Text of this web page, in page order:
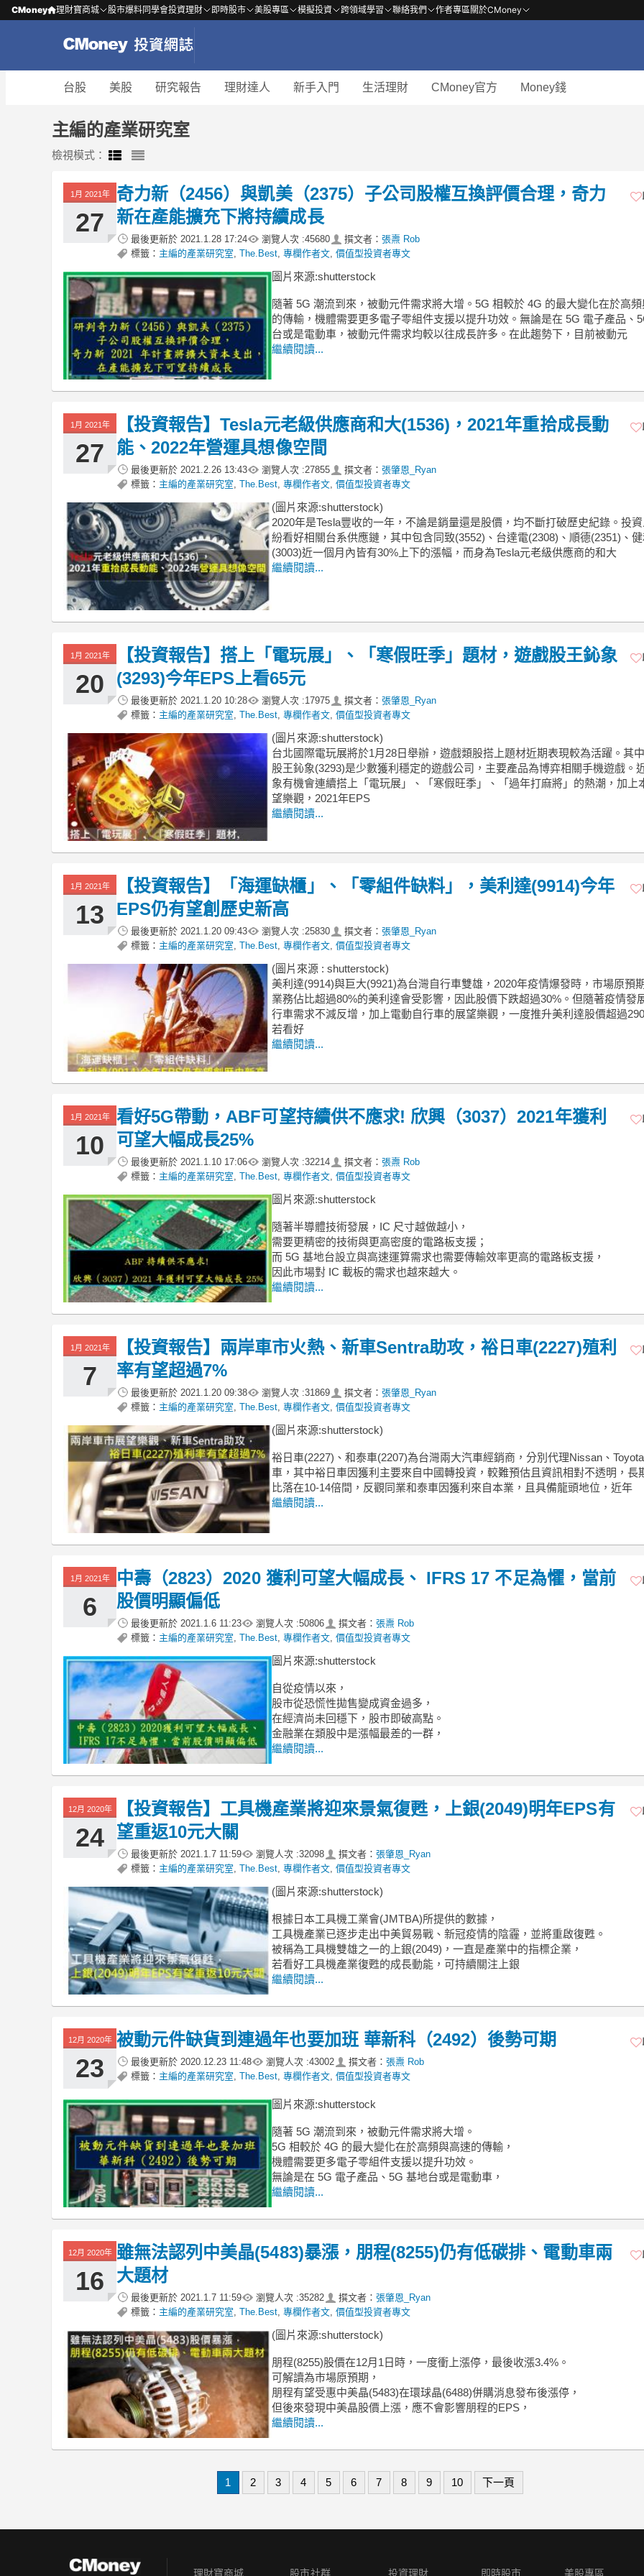
CMoney 理財寶商城 股市爆料同學會投資理財 即時股市 美股專區 模擬投資 跨領域學習 聯絡我們 作者專區關於CMoney
台股 美股 研究報告 理財達人 新手入門 生活理財 CMoney官方 Money錢
主編的產業研究室
檢視模式：
1月 2021年
27
奇力新（2456）與凱美（2375）子公司股權互換評價合理，奇力
新在產能擴充下將持續成長
最後更新於 2021.1.28 17:24 瀏覽人次 :45680 撰文者： 張燾 Rob
標籤： 主編的產業研究室 The.Best 專欄作者文 價值型投資者專文
圖片來源:shutterstock
隨著 5G 潮流到來，被動元件需求將大增。5G 相較於 4G 的最大變化在於高
的傳輸，機體需要更多電子零組件支援以提升功效。無論是在 5G 電子產品、
台或是電動車，被動元件需求均較以往成長許多。在此趨勢下，目前被動元
繼續閱讀...
1月 2021年
27
【投資報告】Tesla元老級供應商和大(1536)，2021年重拾成長動
能、2022年營運具想像空間
最後更新於 2021.2.26 13:43 瀏覽人次 :27855 撰文者： 張肇恩_Ryan
標籤： 主編的產業研究室 The.Best 專欄作者文 價值型投資者專文
(圖片來源:shutterstock)
2020年是Tesla豐收的一年，不論是銷量還是股價，均不斷打破歷史紀錄。投
紛看好相關台系供應鏈，其中包含同致(3552)、台達電(2308)、順德(2351)、
(3003)近一個月內皆有30%上下的漲幅，而身為Tesla元老級供應商的和大
繼續閱讀...
1月 2021年
20
【投資報告】搭上「電玩展」、「寒假旺季」題材，遊戲股王鈊象
(3293)今年EPS上看65元
最後更新於 2021.1.20 10:28 瀏覽人次 :17975 撰文者： 張肇恩_Ryan
標籤： 主編的產業研究室 The.Best 專欄作者文 價值型投資者專文
(圖片來源:shutterstock)
台北國際電玩展將於1月28日舉辦，遊戲類股搭上題材近期表現較為活躍。其
股王鈊象(3293)是少數獲利穩定的遊戲公司，主要產品為博弈相關手機遊戲。
象有機會連續搭上「電玩展」、「寒假旺季」、「過年打麻將」的熱潮，加上
望樂觀，2021年EPS
繼續閱讀...
1月 2021年
13
【投資報告】「海運缺櫃」、「零組件缺料」，美利達(9914)今年
EPS仍有望創歷史新高
最後更新於 2021.1.20 09:43 瀏覽人次 :25830 撰文者： 張肇恩_Ryan
標籤： 主編的產業研究室 The.Best 專欄作者文 價值型投資者專文
(圖片來源 : shutterstock)
美利達(9914)與巨大(9921)為台灣自行車雙雄，2020年疫情爆發時，市場原預
業務佔比超過80%的美利達會受影響，因此股價下跌超過30%。但隨著疫情發
行車需求不減反增，加上電動自行車的展望樂觀，一度推升美利達股價超過
若看好
繼續閱讀...
1月 2021年
10
看好5G帶動，ABF可望持續供不應求! 欣興（3037）2021年獲利
可望大幅成長25%
最後更新於 2021.1.10 17:06 瀏覽人次 :32214 撰文者： 張燾 Rob
標籤： 主編的產業研究室 The.Best 專欄作者文 價值型投資者專文
圖片來源:shutterstock
隨著半導體技術發展，IC 尺寸越做越小，
需要更精密的技術與更高密度的電路板支援；
而 5G 基地台設立與高速運算需求也需要傳輸效率更高的電路板支援，
因此市場對 IC 載板的需求也越來越大。
繼續閱讀...
1月 2021年
7
【投資報告】兩岸車市火熱、新車Sentra助攻，裕日車(2227)殖利
率有望超過7%
最後更新於 2021.1.20 09:38 瀏覽人次 :31869 撰文者： 張肇恩_Ryan
標籤： 主編的產業研究室 The.Best 專欄作者文 價值型投資者專文
(圖片來源:shutterstock)
裕日車(2227)、和泰車(2207)為台灣兩大汽車經銷商，分別代理Nissan、
車，其中裕日車因獲利主要來自中國轉投資，較難預估且資訊相對不透明，長
比落在10-14倍間，反觀同業和泰車因獲利來自本業，且具備龍頭地位，近年
繼續閱讀...
1月 2021年
6
中壽（2823）2020 獲利可望大幅成長、 IFRS 17 不足為懼，當前
股價明顯偏低
最後更新於 2021.1.6 11:23 瀏覽人次 :50806 撰文者： 張燾 Rob
標籤： 主編的產業研究室 The.Best 專欄作者文 價值型投資者專文
圖片來源:shutterstock
自從疫情以來，
股市從恐慌性拋售變成資金過多，
在經濟尚未回穩下，股市即破高點。
金融業在類股中是漲幅最差的一群，
繼續閱讀...
12月 2020年
24
【投資報告】工具機產業將迎來景氣復甦，上銀(2049)明年EPS有
望重返10元大關
最後更新於 2021.1.7 11:59 瀏覽人次 :32098 撰文者： 張肇恩_Ryan
標籤： 主編的產業研究室 The.Best 專欄作者文 價值型投資者專文
(圖片來源:shutterstock)
根據日本工具機工業會(JMTBA)所提供的數據，
工具機產業已逐步走出中美貿易戰、新冠疫情的陰霾，並將重啟復甦。
被稱為工具機雙雄之一的上銀(2049)，一直是產業中的指標企業，
若看好工具機產業復甦的成長動能，可持續關注上銀
繼續閱讀...
12月 2020年
23
被動元件缺貨到連過年也要加班 華新科（2492）後勢可期
最後更新於 2020.12.23 11:48 瀏覽人次 :43002 撰文者： 張燾 Rob
標籤： 主編的產業研究室 The.Best 專欄作者文 價值型投資者專文
圖片來源:shutterstock
隨著 5G 潮流到來，被動元件需求將大增。
5G 相較於 4G 的最大變化在於高頻與高速的傳輸，
機體需要更多電子零組件支援以提升功效。
無論是在 5G 電子產品、5G 基地台或是電動車，
繼續閱讀...
12月 2020年
16
雖無法認列中美晶(5483)暴漲，朋程(8255)仍有低碳排、電動車兩
大題材
最後更新於 2021.1.7 11:59 瀏覽人次 :35282 撰文者： 張肇恩_Ryan
標籤： 主編的產業研究室 The.Best 專欄作者文 價值型投資者專文
(圖片來源:shutterstock)
朋程(8255)股價在12月1日時，一度衝上漲停，最後收漲3.4%。
可解讀為市場原預期，
朋程有望受惠中美晶(5483)在環球晶(6488)併購消息發布後漲停，
但後來發現中美晶股價上漲，應不會影響朋程的EPS，
繼續閱讀...
1 2 3 4 5 6 7 8 9 10 下一頁
理財寶商城 股市社群 投資理財 即時股市 美股專區